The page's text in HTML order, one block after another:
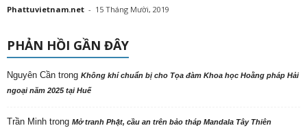
Phattuvietnam.net - 15 Tháng Mười, 2019
PHẢN HỒI GẦN ĐÂY
Nguyên Cần trong Không khí chuẩn bị cho Tọa đàm Khoa học Hoằng pháp Hải
ngoại năm 2025 tại Huế
Trần Minh trong Mở tranh Phật, cầu an trên bảo tháp Mandala Tây Thiên